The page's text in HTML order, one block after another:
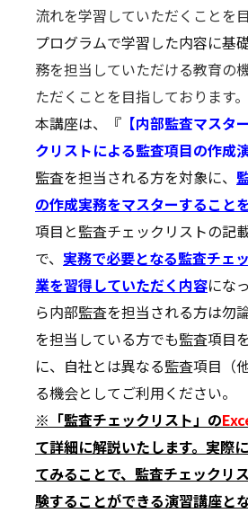
流れを学習していただくことを
プログラムで学習した内容に基礎
務を担当していただける教育の
ただくことを目指しております。
本講座は、『 【内部監査マスタ
クリストによる監査項目の作成
監査を担当される方を対象に、
の作成実務をマスターすること
項目と監査チェックリストの記
で、 実務で必要となる監査チェ
業を習得していただく内容にな
ら内部監査を担当される方は勿
を担当している方でも監査項目
に、自社とは異なる監査項目（
る機会としてご利用ください。
※「監査チェックリスト」の
て詳細に解説いたします。実際
てみることで、監査チェックリ
験することができる演習講座と